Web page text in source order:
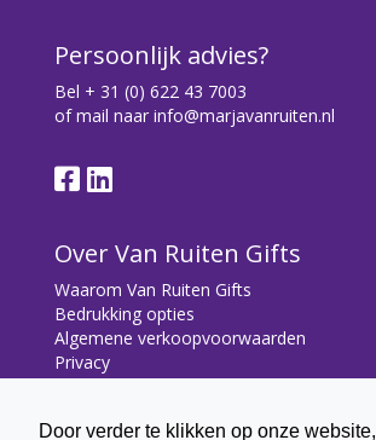
Door verder te klikken op onze website,
Persoonlijk advies?
Bel + 31 (0) 622 43 7003
of mail naar info@marjavanruiten.nl
Over Van Ruiten Gifts
Waarom Van Ruiten Gifts
Bedrukking opties
Algemene verkoopvoorwaarden
Privacy
Contact